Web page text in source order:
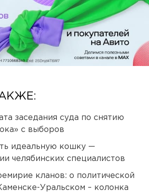
заседания суда по снятию
с выборов
идеальную кошку —
челябинских специалистов
кланов: о политической
Уральском – колонка